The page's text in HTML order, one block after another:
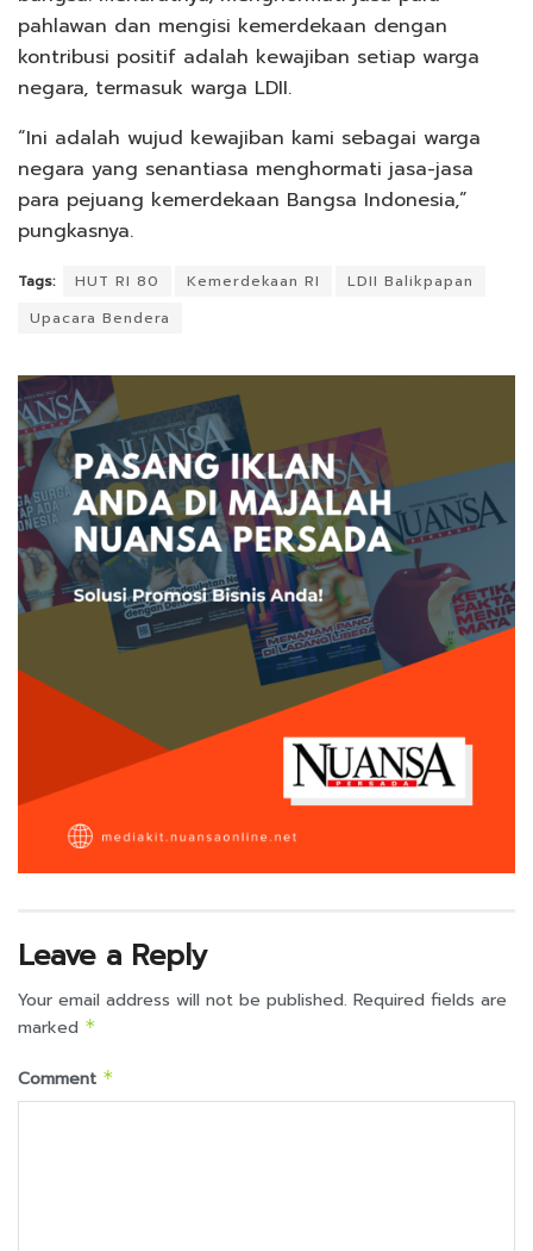
pahlawan dan mengisi kemerdekaan dengan
kontribusi positif adalah kewajiban setiap warga
negara, termasuk warga LDII.
“Ini adalah wujud kewajiban kami sebagai warga
negara yang senantiasa menghormati jasa-jasa
para pejuang kemerdekaan Bangsa Indonesia,”
pungkasnya.
Tags: HUT RI 80 Kemerdekaan RI
LDII Balikpapan
Upacara Bendera
Leave a Reply
Your email address will not be published. Required fields are
marked *
Comment *